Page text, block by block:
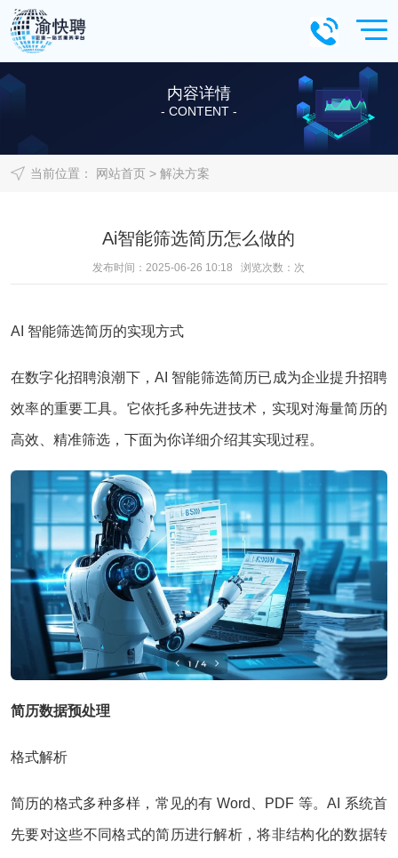
内容详情
- CONTENT -
当前位置： 网站首页> 解决方案
Ai智能筛选简历怎么做的
发布时间：2025-06-26 10:18 浏览次数： 次
AI 智能筛选简历的实现方式
在数字化招聘浪潮下，AI 智能筛选简历已成为企业提升招聘
效率的重要工具。它依托多种先进技术，实现对海量简历的
高效、精准筛选，下面为你详细介绍其实现过程。
简历数据预处理
格式解析
简历的格式多种多样，常见的有 Word、PDF 等。AI 系统首
先要对这些不同格式的简历进行解析，将非结构化的数据转